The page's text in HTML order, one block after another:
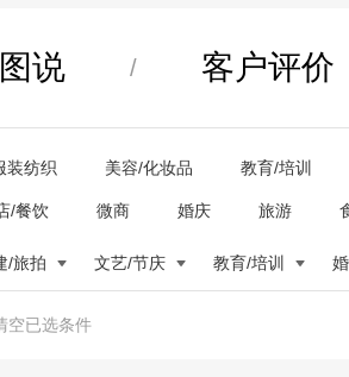
说 / 客户评价
装纺织 美容/化妆品 教育/培训
/餐饮 微商 婚庆 旅游
/旅拍 文艺/节庆 教育/培训
空已选条件